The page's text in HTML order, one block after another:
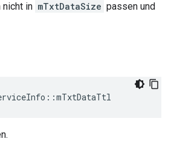
nicht in mTxtDataSize passen und
::mTxtDataTtl